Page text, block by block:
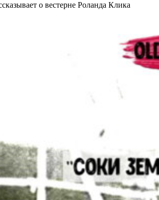
о вестерне Роланда Клика